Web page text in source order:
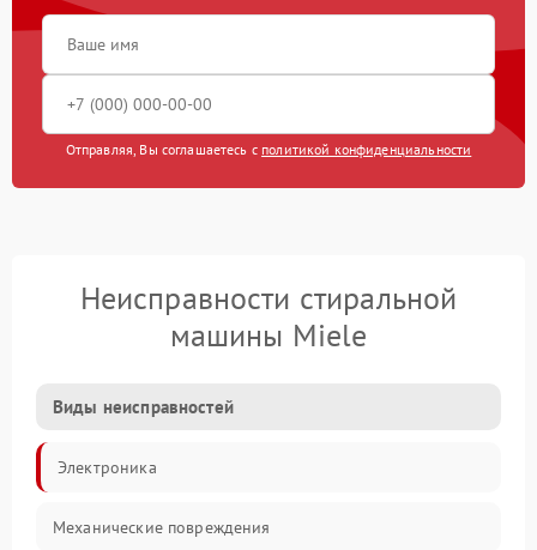
Отправляя, Вы соглашаетесь с политикой конфиденциальности
Неисправности стиральной
машины Miele
Виды неисправностей
Электроника
Механические повреждения